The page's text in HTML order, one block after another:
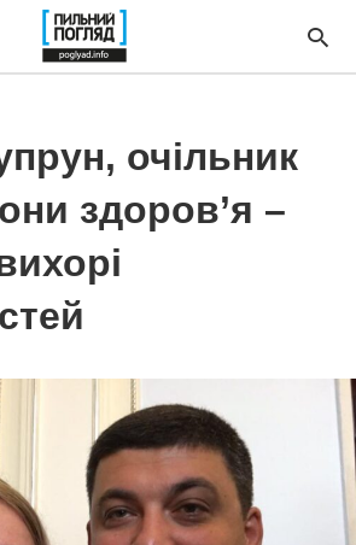
очільник
здоров’я –